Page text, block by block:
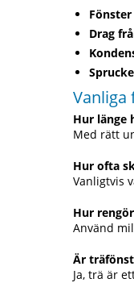
Drag
Hur länge
Med rätt
Hur ofta
Vanligtvis
Hur
Använd
Är
Ja, trä är